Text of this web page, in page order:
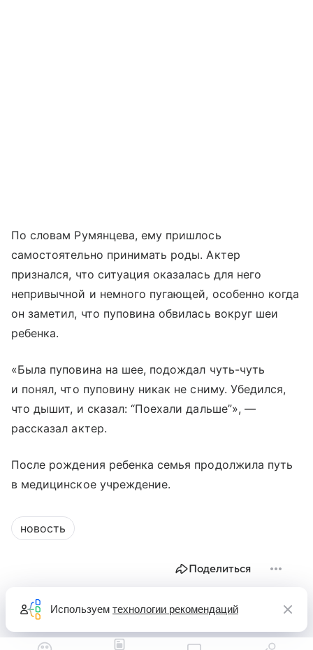
По словам Румянцева, ему пришлось
самостоятельно принимать роды. Актер
признался, что ситуация оказалась для него
непривычной и немного пугающей, особенно когда
он заметил, что пуповина обвилась вокруг шеи
ребенка.
«Была пуповина на шее, подождал чуть-чуть
и понял, что пуповину никак не сниму. Убедился,
что дышит, и сказал: “Поехали дальше”», —
рассказал актер.
После рождения ребенка семья продолжила путь
в медицинское учреждение.
новость
Поделиться
Используем технологии рекомендаций